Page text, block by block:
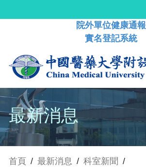
院外單位健康通報
實名登記系統
最新消息
首頁 / 最新消息 / 科室新聞 /